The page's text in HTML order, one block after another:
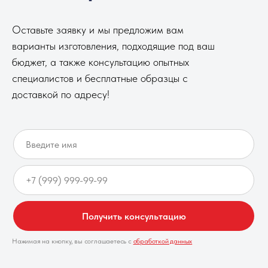
Оставьте заявку и мы предложим вам
варианты изготовления, подходящие под ваш
бюджет, а также консультацию опытных
специалистов и бесплатные образцы с
доставкой по адресу!
Получить консультацию
Нажимая на кнопку, вы соглашаетесь с обработкой данных